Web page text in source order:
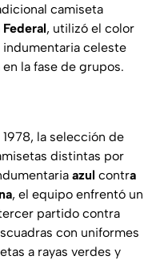
camiseta
, utilizó el color
indumentaria celeste
en la fase de grupos.
la selección de
distintas por
azul contra
, el equipo enfrentó un
partido contra
con uniformes
a rayas verdes y